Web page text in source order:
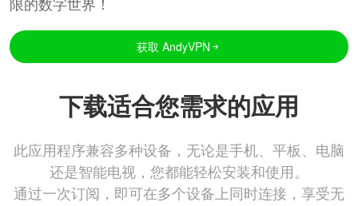
获取 AndyVPN
下载适合您需求的应用
此应用程序兼容多种设备，无论是手机、平板、电脑
还是智能电视，您都能轻松安装和使用。
通过一次订阅，即可在多个设备上同时连接，享受无